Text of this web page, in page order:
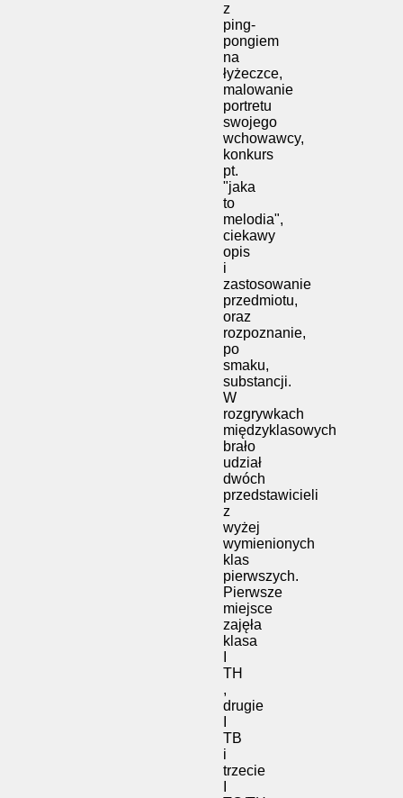
z
ping-
pongiem
na
łyżeczce,
malowanie
portretu
swojego
wchowawcy,
konkurs
pt.
"jaka
to
melodia",
ciekawy
opis
i
zastosowanie
przedmiotu,
oraz
rozpoznanie,
po
smaku,
substancji.
W
rozgrywkach
międzyklasowych
brało
udział
dwóch
przedstawicieli
z
wyżej
wymienionych
klas
pierwszych.
Pierwsze
miejsce
zajęła
klasa
TH
,
drugie
TB
i
trzecie